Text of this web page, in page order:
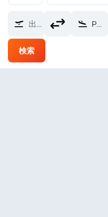
出発地 Pond Inlet ポンド・インレット空港 (YIO)
検索